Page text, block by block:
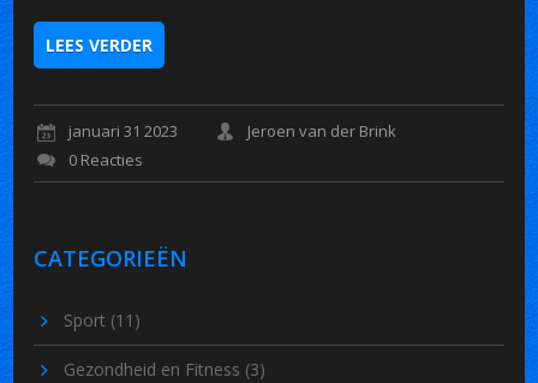
LEES VERDER
januari 31 2023
Jeroen van der Brink
0 Reacties
CATEGORIEËN
Sport (11)
Gezondheid en Fitness (3)